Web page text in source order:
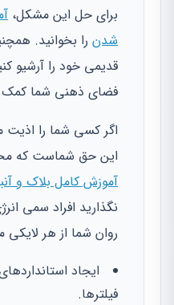
برای حل این مشکل،
شدن را بخوانید.
قدیمی خود را آرشیو
فضای ذهنی شما کمک
اگر کسی شما را اذیت
این حق شماست که
آموزش کامل بلاک و
نگذارید افراد سمی
روان شما از هر
ایجاد
فیلترها.